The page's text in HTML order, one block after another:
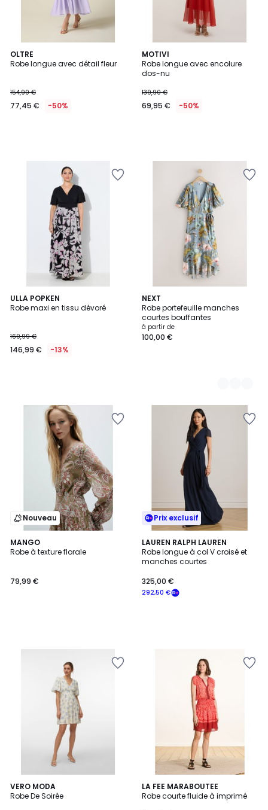
OLTRE
Robe longue avec détail fleur
154,90 €
77,45 € -50%
MOTIVI
Robe longue avec encolure
dos-nu
139,90 €
69,95 € -50%
ULLA POPKEN
Robe maxi en tissu dévoré
169,99 €
146,99 € -13%
NEXT
Robe portefeuille manches
courtes bouffantes
à partir de
100,00 €
3
Couleurs
Nouveau
MANGO
Robe à texture florale
79,99 €
Prix exclusif
LAUREN RALPH LAUREN
Robe longue à col V croisé et
manches courtes
292,50 €
325,00 €
VERO MODA
Robe De Soirée
3
Couleurs
LA FEE MARABOUTEE
Robe courte fluide à imprimé
2
Couleurs